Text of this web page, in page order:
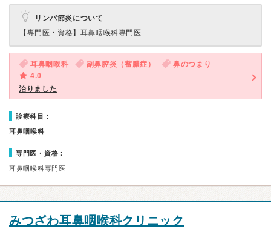
リンパ節炎について
【専門医・資格】 耳鼻咽喉科専門医
耳鼻咽喉科 副鼻腔炎（蓄膿症）
鼻のつまり
4.0
治りました
診療科目：
耳鼻咽喉科
専門医・資格：
耳鼻咽喉科専門医
みつざわ耳鼻咽喉科クリニック